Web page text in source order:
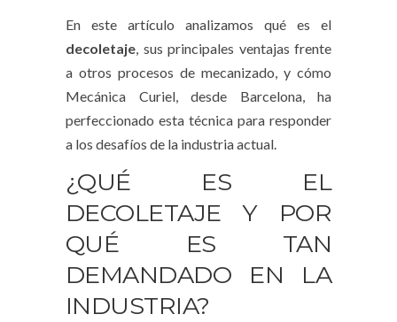
En este artículo analizamos qué es el
decoletaje, sus principales ventajas frente
a otros procesos de mecanizado, y cómo
Mecánica Curiel, desde Barcelona, ha
perfeccionado esta técnica para responder
a los desafíos de la industria actual.
¿QUÉ ES EL
DECOLETAJE Y POR
QUÉ ES TAN
DEMANDADO EN LA
INDUSTRIA?